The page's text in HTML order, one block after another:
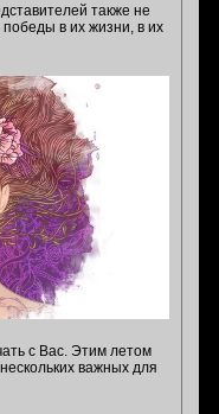
также не
в их жизни, в их
с Вас. Этим летом
важных для